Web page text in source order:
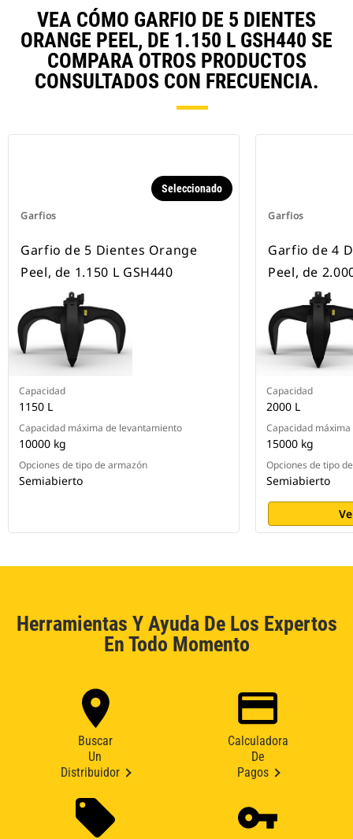
VEA CÓMO GARFIO DE 5 DIENTES
ORANGE PEEL, DE 1.150 L GSH440 SE
COMPARA OTROS PRODUCTOS
CONSULTADOS CON FRECUENCIA.
Garfios
Seleccionado
Garfio de 5 Dientes Orange
Peel, de 1.150 L GSH440
Capacidad
1150 L
Capacidad máxima de levantamiento
10000 kg
Opciones de tipo de armazón
Semiabierto
Garfios
Garfio de 4
Peel, de
Capacidad
2000 L
Capacidad
15000 kg
Opciones de tipo
Semiabierto
Herramientas Y Ayuda De Los Expertos
En Todo Momento
Buscar
Un
Distribuidor
Calculadora
De
Pagos